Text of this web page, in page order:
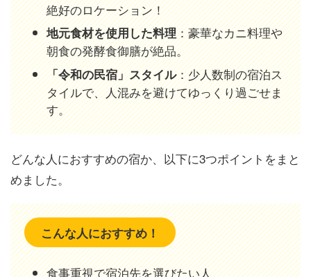
絶好のロケーション！
地元食材を使用した料理：豪華なカニ料理や
朝食の発酵食御膳が絶品。
「令和の民宿」スタイル：少人数制の宿泊ス
タイルで、人混みを避けてゆっくり過ごせま
す。
どんな人におすすめの宿か、以下に3つポイントをまと
めました。
こんな人におすすめ！
食事重視で宿泊先を選びたい人